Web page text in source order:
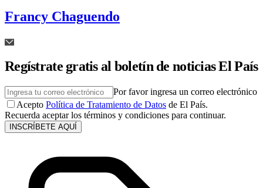
Francy Chaguendo
Regístrate gratis al boletín de noticias El País
Por favor ingresa un correo electrónico
Acepto Política de Tratamiento de Datos de El País.
Recuerda aceptar los términos y condiciones para continuar.
INSCRÍBETE AQUÍ